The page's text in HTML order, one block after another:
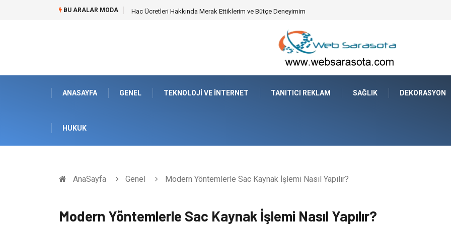
BU ARALAR MODA Hac Ücretleri Hakkında Merak Ettiklerim ve Bütçe Deneyimim
ANASAYFA GENEL TEKNOLOJI VE İNTERNET TANITICI REKLAM SAĞLIK DEKORASYON
HUKUK
AnaSayfa Genel Modern Yöntemlerle Sac Kaynak İşlemi Nasıl Yapılır?
Modern Yöntemlerle Sac Kaynak İşlemi Nasıl Yapılır?